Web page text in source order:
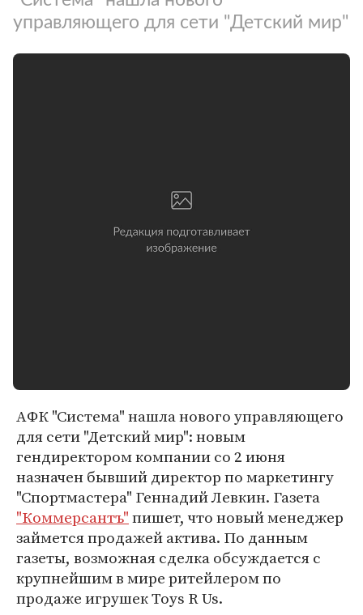
управляющего для сети "Детский мир"
АФК "Система" нашла нового управляющего
для сети "Детский мир": новым
гендиректором компании со 2 июня
назначен бывший директор по маркетингу
"Спортмастера" Геннадий Левкин. Газета
"Коммерсантъ"пишет, что новый менеджер
займется продажей актива. По данным
газеты, возможная сделка обсуждается с
крупнейшим в мире ритейлером по
продаже игрушек Toys R Us.